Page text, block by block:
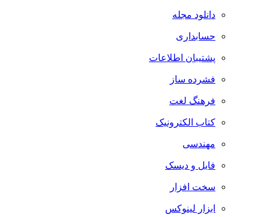
دانلود مجله
حسابداری
پشتیبان اطلاعات
فشرده ساز
فرهنگ لغت
کتاب الکترونیک
مهندسی
فایل و دیسک
سخت افزار
ابزار لینوکس